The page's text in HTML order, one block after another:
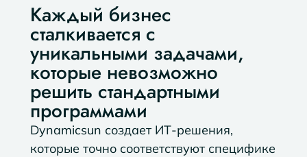
Каждый бизнес
сталкивается с
уникальными задачами,
которые невозможно
решить стандартными
программами
Dynamicsun создает ИТ-решения,
которые точно соответствуют специфике